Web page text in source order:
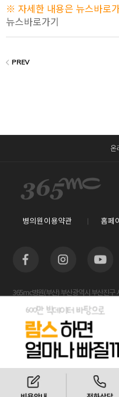
※ 자세한 내용은 뉴스바로
뉴스바로가기
비용안내
온
병의원이용약관 홈페
365mc병원(부산) 부산광역시 부산진구
사업자등록번호 : 605-26-86822 / 박
람스 스페셜센터(해운대) 부산광역시 해
사업자등록번호 : 209-24-42511 / 서성훈
홈페이지관리 (주)365mc / 서울특별시
120-87-04354 / 김남철
Copyright 2019 ⓒ 365mc Diet Clinic